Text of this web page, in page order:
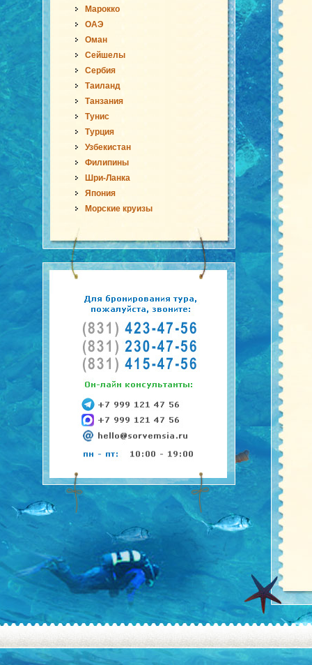
Марокко
ОАЭ
Оман
Сейшелы
Сербия
Таиланд
Танзания
Тунис
Турция
Узбекистан
Филипины
Шри-Ланка
Япония
Морские круизы